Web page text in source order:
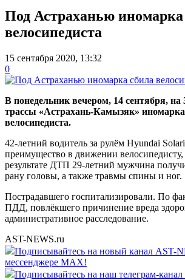
Под Астраханью иномарка
велосипедиста
15 сентября 2020, 13:32
0
В понедельник вечером, 14 сентября,
трассы «Астрахань-Камызяк» иномарка
велосипедиста.
42-летний водитель за рулём Hyundai
преимущество в движении
результате ДТП 29-летний мужчина
рану головы, а также травмы спины и ног.
Пострадавшего госпитализировали. По
ПДД, повлёкшего причинение вреда
административное расследование.
AST-NEWS.ru
Подписывайтесь на новый канал AST-
мессенджере MAX!
Подписывайтесь на наш телеграм-